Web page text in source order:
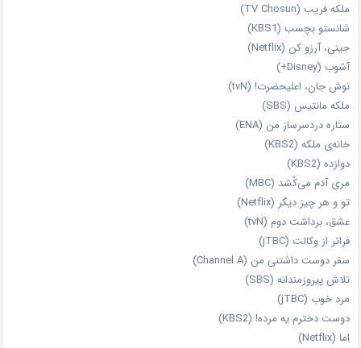
ملکه فریب (TV Chosun)
شانستو بچسب (KBS1)
جینی، آرزو کن (Netflix)
آشوب (Disney+)
نوش جان، اعلیحضرت! (tvN)
ملکه‌ مانتیس (SBS)
ستاره دردسرساز من (ENA)
خانه‌ی ملکه (KBS2)
دوازده (KBS2)
مری آدم می‌کُشد (MBC)
تو و هر چیز دیگر (Netflix)
عشق، برداشت دوم (tvN)
فراتر از وکالت (jTBC)
سفر دوست‌ داشتنی من (Channel A)
تلاش پیروزمندانه (SBS)
مرد خوب (jTBC)
دوست دخترم یه مرده! (KBS2)
اِما (Netflix)